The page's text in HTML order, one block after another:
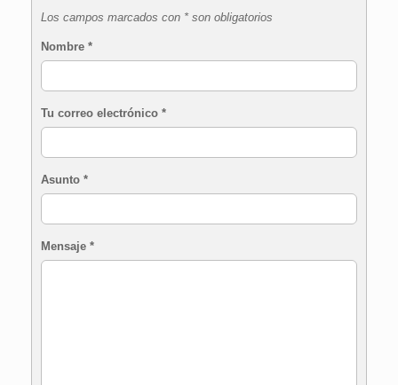
Los campos marcados con * son obligatorios
Nombre *
Tu correo electrónico *
Asunto *
Mensaje *